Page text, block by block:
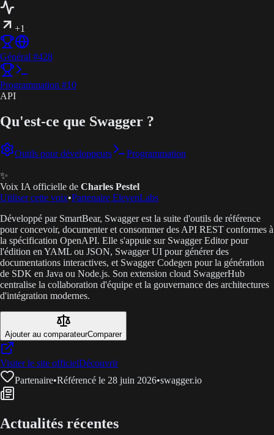
+1
Général #428
Programmation #10
API
Qu'est-ce que Swagger ?
Outils pour développeurs Programmation
✨
Voix IA officielle de Charles Pestel
Utiliser cette voix•Partenaire ElevenLabs
Développé par SmartBear, Swagger est la suite d'outils de référence
pour concevoir, documenter et consommer des API REST conformes à
la spécification OpenAPI. Elle s'appuie sur Swagger Editor pour
l'édition en YAML ou JSON, Swagger UI pour générer des
documentations interactives, et Swagger Codegen pour la génération
de SDK en Java ou Node.js. Son extension cloud SwaggerHub
centralise la collaboration d'équipe et la gouvernance des architectures
d'intégration modernes.
Ajouter au comparateurComparer
Visiter le site officielDécouvrir
Partenaire•Référencé le 28 juin 2026•swagger.io
Actualités récentes